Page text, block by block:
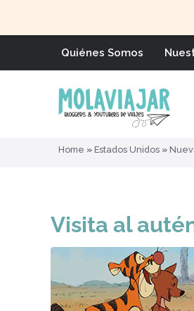
Quiénes Somos
Home » Estados Unidos »
Visita al